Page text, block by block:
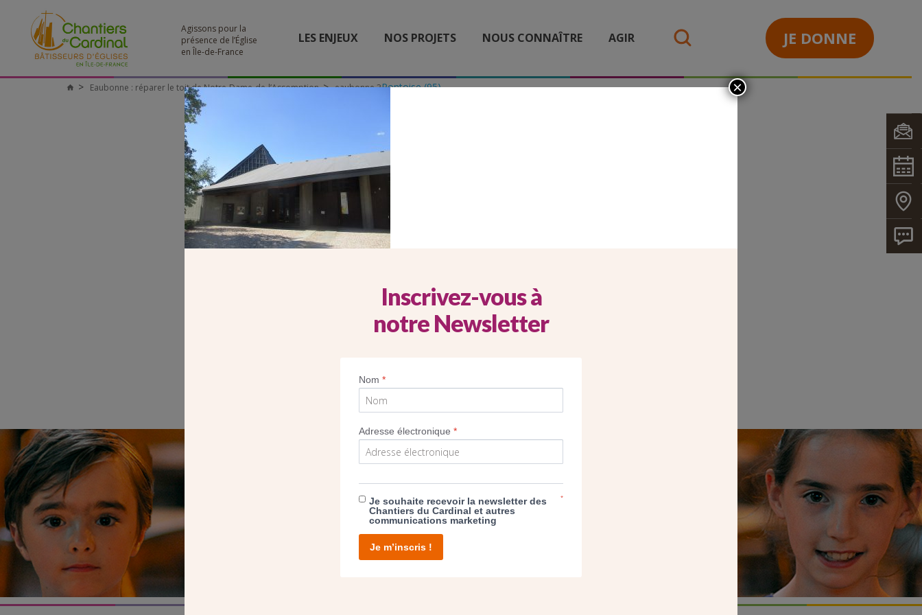
Agissons pour la
présence de l’Église
en Île-de-France
LES ENJEUX NOS PROJETS NOUS CONNAÎTRE AGIR JE DONNE
Chantiers
Pontoise (95)
Eaubonne : réparer le toit de Notre-Dame-de-l’Assomption eaubonne 3
EAUBONNE 3
SEUL VOTRE DON
NOUS PERMET D’AGIR
Inscrivez-vous à
notre Newsletter
Nom*
Adresse électronique*
Je souhaite recevoir la newsletter des
Chantiers du Cardinal et autres
communications marketing
*
Je m’inscris !
×